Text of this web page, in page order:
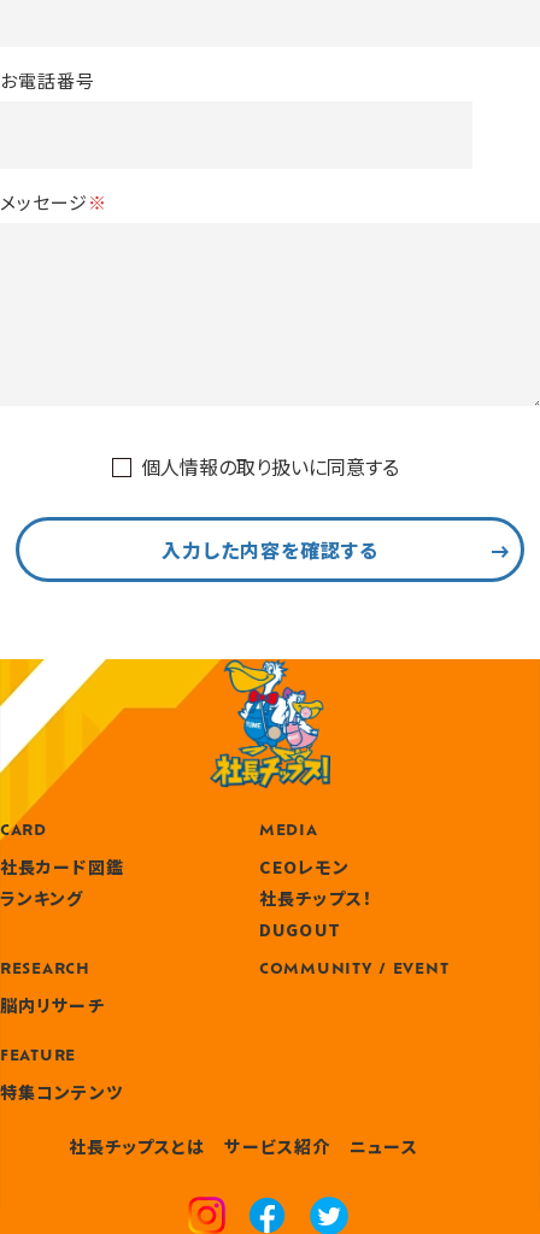
お電話番号
メッセージ※
個人情報の取り扱いに同意する
CARD
社長カード図鑑
ランキング
MEDIA
CEOレモン
社長チップス！
DUGOUT
RESEARCH
脳内リサーチ
FEATURE
特集コンテンツ
COMMUNITY / EVENT
社長チップスとは サービス紹介 ニュース